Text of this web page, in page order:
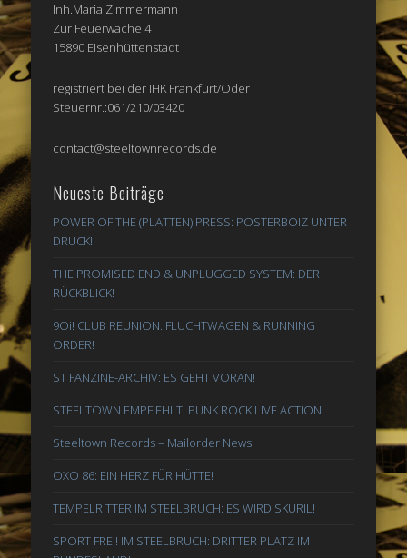
Inh.Maria Zimmermann
Zur Feuerwache 4
15890 Eisenhüttenstadt
registriert bei der IHK Frankfurt/Oder
Steuernr.:061/210/03420
contact@steeltownrecords.de
Neueste Beiträge
POWER OF THE (PLATTEN) PRESS: POSTERBOIZ UNTER
DRUCK!
THE PROMISED END & UNPLUGGED SYSTEM: DER
RÜCKBLICK!
9Oi! CLUB REUNION: FLUCHTWAGEN & RUNNING
ORDER!
ST FANZINE-ARCHIV: ES GEHT VORAN!
STEELTOWN EMPFIEHLT: PUNK ROCK LIVE ACTION!
Steeltown Records – Mailorder News!
OXO 86: EIN HERZ FÜR HÜTTE!
TEMPELRITTER IM STEELBRUCH: ES WIRD SKURIL!
SPORT FREI! IM STEELBRUCH: DRITTER PLATZ IM